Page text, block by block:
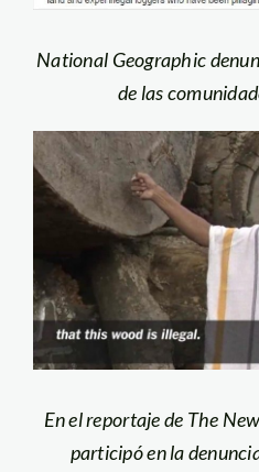
National Geographic
de las
En el reportaje de The
participó en la